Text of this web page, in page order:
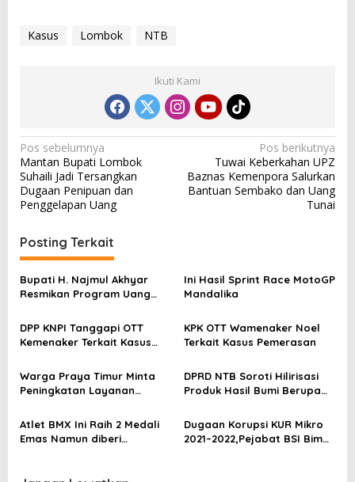
Kasus Lombok NTB
Ikuti Kami
N
a
v
i
g
a
s
i
p
o
s
Pos sebelumnya
Mantan Bupati Lombok
Suhaili Jadi Tersangkan
Dugaan Penipuan dan
Penggelapan Uang
Pos berikutnya
Tuwai Keberkahan UPZ
Baznas Kemenpora Salurkan
Bantuan Sembako dan Uang
Tunai
Posting Terkait
Bupati H. Najmul Akhyar
Resmikan Program Uang
KLU
Ini Hasil Sprint Race MotoGP
Mandalika
DPP KNPI Tanggapi OTT
Kemenaker Terkait Kasus
KPK OTT Wamenaker Noel
Terkait Kasus Pemerasan
Warga Praya Timur Minta
Peningkatan Layanan
Sakit Baru
DPRD NTB Soroti Hilirisasi
Produk Hasil Bumi Berupa
Perternakan
Atlet BMX Ini Raih 2 Medali
Emas Namun diberi
Dugaan Korupsi KUR Mikro
2021–2022,Pejabat BSI Bima